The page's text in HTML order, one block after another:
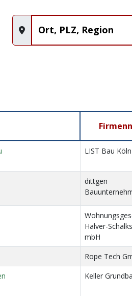
LIST Bau Köln
dittgen
Halver-
mbH
Rope Tech
Keller